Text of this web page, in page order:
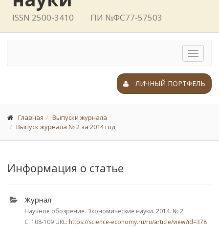
ISSN 2500-3410 ПИ №ФС77-57503
Toggle
ЛИЧНЫЙ ПОРТФЕЛЬ
Главная
Выпуски журнала
Выпуск журнала № 2 за 2014 год
Информация о статье
Журнал
Научное обозрение. Экономические науки. 2014. № 2
С. 108-109 URL: https://science-economy.ru/ru/article/view?id=378